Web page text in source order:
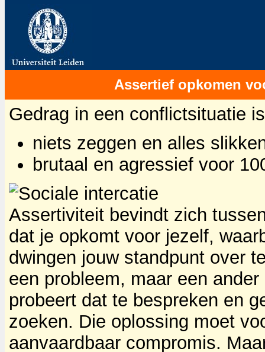
Assertief opkomen
Gedrag in een conflictsituatie
niets zeggen en alles
brutaal en agressief voor
Assertiviteit bevindt zich
dat je opkomt voor jezelf,
dwingen jouw standpunt over
een probleem, maar een
probeert dat te bespreken en
zoeken. Die oplossing moet
aanvaardbaar compromis.